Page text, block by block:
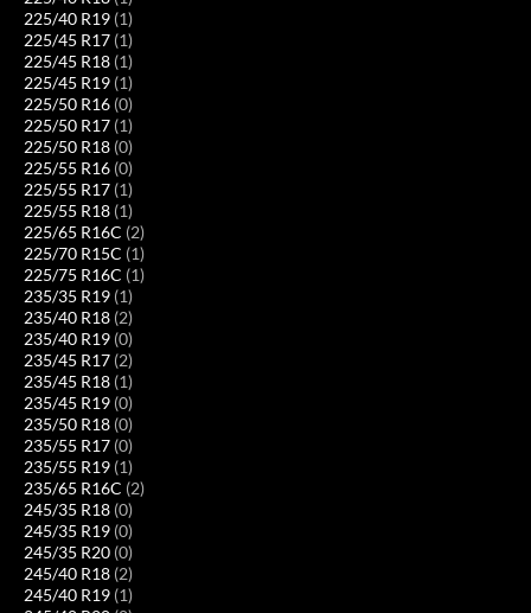
225/40 R19 (1)
225/45 R17 (1)
225/45 R18 (1)
225/45 R19 (1)
225/50 R16 (0)
225/50 R17 (1)
225/50 R18 (0)
225/55 R16 (0)
225/55 R17 (1)
225/55 R18 (1)
225/65 R16C (2)
225/70 R15C (1)
225/75 R16C (1)
235/35 R19 (1)
235/40 R18 (2)
235/40 R19 (0)
235/45 R17 (2)
235/45 R18 (1)
235/45 R19 (0)
235/50 R18 (0)
235/55 R17 (0)
235/55 R19 (1)
235/65 R16C (2)
245/35 R18 (0)
245/35 R19 (0)
245/35 R20 (0)
245/40 R18 (2)
245/40 R19 (1)